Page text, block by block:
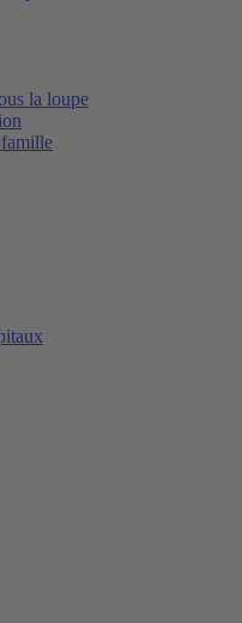
la loupe
famille